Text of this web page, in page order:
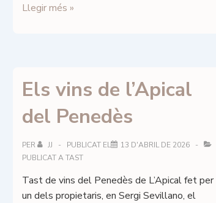
Els
Llegir més »
Els vins de l’Apical
del Penedès
PER JJ PUBLICAT EL
13 D'ABRIL DE 2026
PUBLICAT ATAST
Tast de vins del Penedès de L’Apical fet per
un dels propietaris, en Sergi Sevillano, el